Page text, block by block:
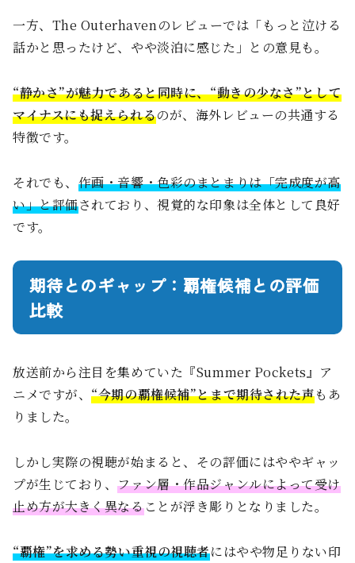
一方、The Outerhavenのレビューでは「もっと泣ける
話かと思ったけど、やや淡泊に感じた」との意見も。
“静かさ”が魅力であると同時に、“動きの少なさ”として
マイナスにも捉えられるのが、海外レビューの共通する
特徴です。
それでも、 作画・音響・色彩のまとまりは「完成度が高
い」と評価されており、視覚的な印象は全体として良好
です。
期待とのギャップ：覇権候補との評価
比較
放送前から注目を集めていた『Summer Pockets』ア
ニメですが、“今期の覇権候補”とまで期待された声もあ
りました。
しかし実際の視聴が始まると、その評価にはややギャッ
プが生じており、ファン層・作品ジャンルによって受け
止め方が大きく異なることが浮き彫りとなりました。
“覇権”を求める勢い重視の視聴者にはやや物足りない印